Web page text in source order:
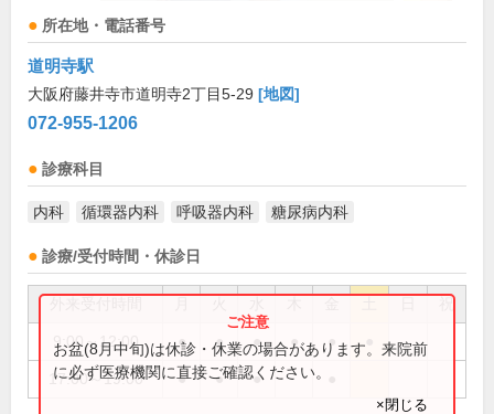
所在地・電話番号
道明寺駅
大阪府藤井寺市道明寺2丁目5-29 [地図]
072-955-1206
診療科目
内科 循環器内科 呼吸器内科 糖尿病内科
診療/受付時間・休診日
祝
9:00～12:00 ● ● ● ● ●
17:00～19:00 ● ● ●
お盆(8月中旬)は休診・休業の場合があります。来院前
に必ず医療機関に直接ご確認ください。
×閉じる